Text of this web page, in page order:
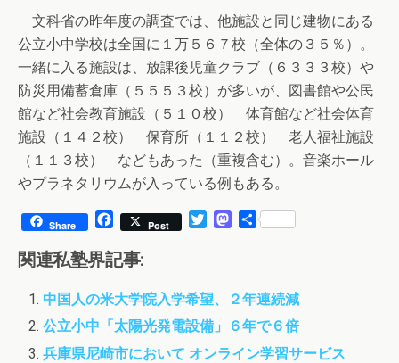
文科省の昨年度の調査では、他施設と同じ建物にある
公立小中学校は全国に１万５６７校（全体の３５％）。
一緒に入る施設は、放課後児童クラブ（６３３３校）や
防災用備蓄倉庫（５５５３校）が多いが、図書館や公民
館など社会教育施設（５１０校） 体育館など社会体育
施設（１４２校） 保育所（１１２校） 老人福祉施設
（１１３校） などもあった（重複含む）。音楽ホール
やプラネタリウムが入っている例もある。
Share
F
c
e
b
o
o
k
Post
t
e
r
M
o
d
o
共
関連私塾界記事:
中国人の米大学院入学希望、２年連続減
公立小中「太陽光発電設備」６年で６倍
兵庫県尼崎市において オンライン学習サービス